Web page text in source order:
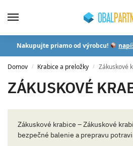
Nakupujte priamo od výrobcu!
Domov / Krabice a preložky / Zákuskové
ZÁKUSKOVÉ
Zákuskové krabice – Zákuskové
bezpečné balenie a prepravu